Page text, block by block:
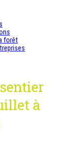
forêt
à